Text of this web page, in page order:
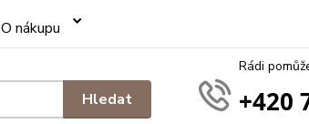
O nákupu
Hledat
Rádi
+420